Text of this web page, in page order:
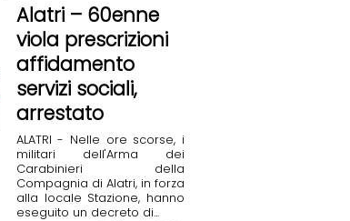
Alatri – 60enne
viola prescrizioni
affidamento
servizi sociali,
arrestato
ALATRI - Nelle ore scorse, i
militari dell'Arma dei
Carabinieri della
Compagnia di Alatri, in forza
alla locale Stazione, hanno
eseguito un decreto di...